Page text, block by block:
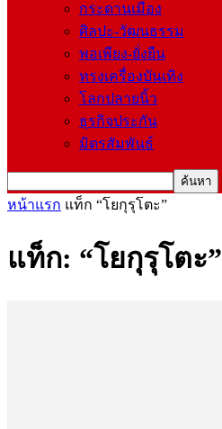
กระดานเมือง
ศิลปะ-วัฒนธรรม
พอเพียง-ยั่งยืน
ทรงเครื่องบันเทิง
โลกปลายนิ้ว
ธุรกิจประกัน
มิตรสัมพันธ์
หน้าแรก แท็ก “โยกุรุโตะ”
แท็ก: “โยกุรุโตะ”